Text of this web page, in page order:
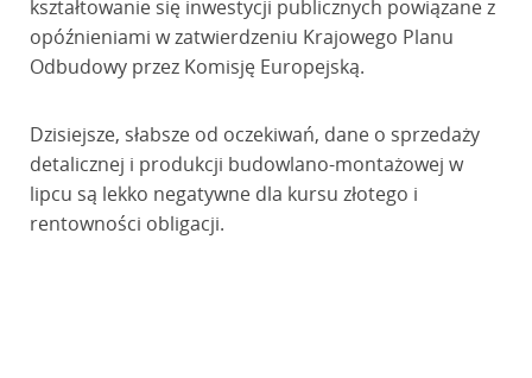
kształtowanie się inwestycji publicznych powiązane z
opóźnieniami w zatwierdzeniu Krajowego Planu
Odbudowy przez Komisję Europejską.
Dzisiejsze, słabsze od oczekiwań, dane o sprzedaży
detalicznej i produkcji budowlano-montażowej w
lipcu są lekko negatywne dla kursu złotego i
rentowności obligacji.